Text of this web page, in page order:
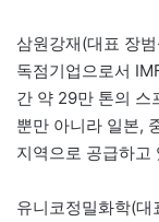
삼원강재(대표 장
독점기업으로서
간 약 29만 톤의 스
뿐만 아니라 일본,
지역으로 공급하고
유니코정밀화학(대